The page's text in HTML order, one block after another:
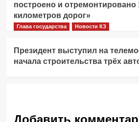
построено и отремонтировано
километров дорог»
Глава государства Новости КЗ
Президент выступил на
начала строительства трёх